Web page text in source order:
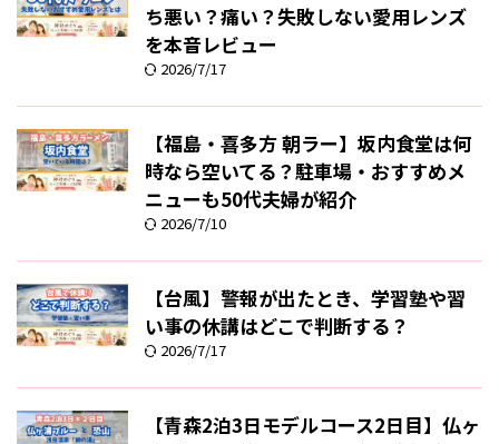
ち悪い？痛い？失敗しない愛用レンズ
を本音レビュー
2026/7/17
【福島・喜多方 朝ラー】坂内食堂は何
時なら空いてる？駐車場・おすすめメ
ニューも50代夫婦が紹介
2026/7/10
【台風】警報が出たとき、学習塾や習
い事の休講はどこで判断する？
2026/7/17
【青森2泊3日モデルコース2日目】仏ヶ